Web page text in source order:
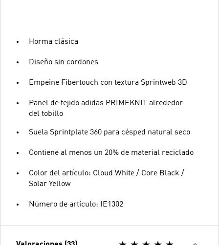
Horma clásica
Diseño sin cordones
Empeine Fibertouch con textura Sprintweb 3D
Panel de tejido adidas PRIMEKNIT alrededor
del tobillo
Suela Sprintplate 360 para césped natural seco
Contiene al menos un 20% de material reciclado
Color del artículo: Cloud White / Core Black /
Solar Yellow
Número de artículo: IE1302